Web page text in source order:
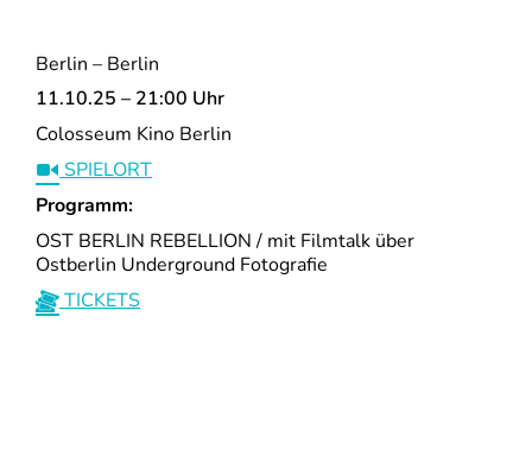
Berlin – Berlin
11.10.25 – 21:00 Uhr
Colosseum Kino Berlin
SPIELORT
Programm:
OST BERLIN REBELLION / mit Filmtalk über
Ostberlin Underground Fotografie
TICKETS